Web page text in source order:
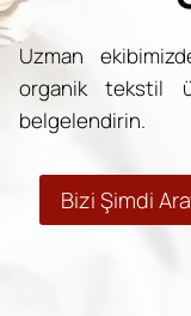
Uzman
organik tekstil
belgelendirin.
Bizi Şimdi